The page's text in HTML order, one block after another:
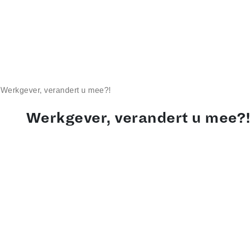
Werkgever, verandert u mee?!
Werkgever, verandert u mee?!